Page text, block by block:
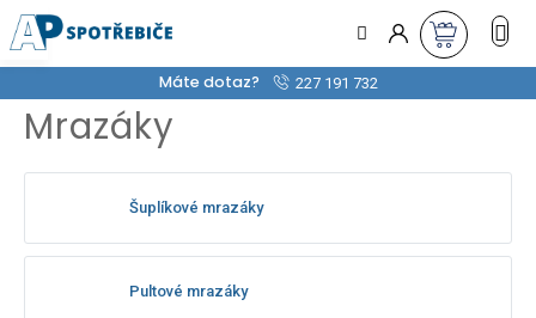
na
obsah
Máte dotaz? 227 191 732
Mrazáky
Šuplíkové mrazáky
Pultové mrazáky